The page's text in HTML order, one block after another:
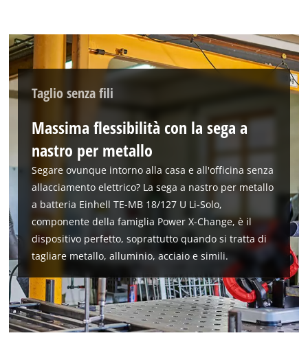
Abbiamo bisogno del vostro consenso
per caricare il servizio Google Maps !
This content is not permitted to load due
visitor. The website owner needs to setup
the site with their CMP to add this content
to the list of technologies used.
Management Platform
Taglio senza fili
Massima flessibilità con la sega a
nastro per metallo
Segare ovunque intorno alla casa e all'officina senza
allacciamento elettrico? La sega a nastro per metallo
a batteria Einhell TE-MB 18/127 U Li-Solo,
componente della famiglia Power X-Change, è il
dispositivo perfetto, soprattutto quando si tratta di
tagliare metallo, alluminio, acciaio e simili.